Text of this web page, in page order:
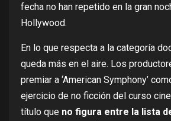
fecha no han repetido en la gran
Hollywood.
En lo que respecta a la categoría
queda más en el aire. Los
premiar a ‘American Symphony’
ejercicio de no ficción del curso
título que no figura entre la lista